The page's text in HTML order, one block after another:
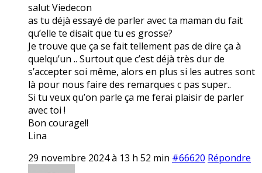
salut Viedecon
as tu déjà essayé de parler avec ta maman du fait
qu’elle te disait que tu es grosse?
Je trouve que ça se fait tellement pas de dire ça à
quelqu’un .. Surtout que c’est déjà très dur de
s’accepter soi même, alors en plus si les autres sont
là pour nous faire des remarques c pas super..
Si tu veux qu’on parle ça me ferai plaisir de parler
avec toi !
Bon courage!!
Lina
29 novembre 2024 à 13 h 52 min #66620 Répondre